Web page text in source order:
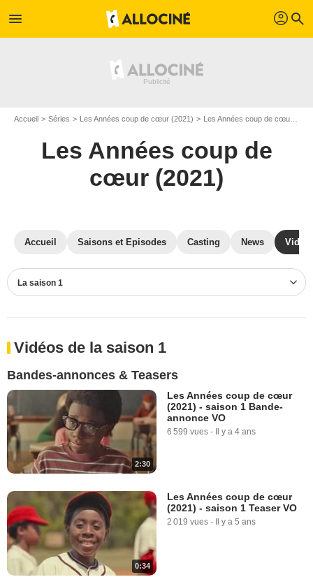
menu profil search
Accueil Séries Les Années coup de cœur (2021) Les Années coup de cœur (2021) S01
Les Années coup de
cœur (2021)
Accueil Saisons et Episodes Casting News
La saison 1
Vidéos de la saison 1
Bandes-annonces & Teasers
2:30
Les Années coup de cœur
(2021) - saison 1 Bande-
annonce VO
6 599 vues - Il y a 4 ans
0:34
Les Années coup de cœur
(2021) - saison 1 Teaser VO
2 019 vues - Il y a 5 ans